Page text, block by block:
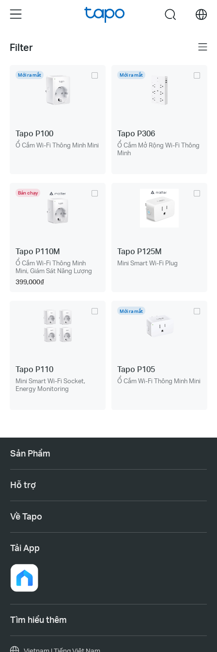
the
Menu search
Filter Menu
Mới ra mắt
Tapo P100
Ổ Cắm Wi-Fi Thông Minh Mini
Mới ra mắt
Tapo P306
Ổ Cắm Mở Rộng Wi-Fi Thông
Minh
Bán chạy
Tapo P110M
Ổ Cắm Wi-Fi Thông Minh
Mini, Giám Sát Năng Lượng
399,000₫
Tapo P125M
Mini Smart Wi-Fi Plug
Tapo P110
Mini Smart Wi-Fi Socket,
Energy Monitoring
Mới ra mắt
Tapo P105
Ổ Cắm Wi-Fi Thông Minh Mini
Sản Phẩm
Hỗ trợ
Về Tapo
Tải App
Tìm hiểu thêm